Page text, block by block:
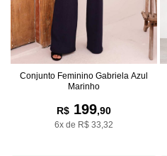
Conjunto Feminino Gabriela Azul
Marinho
R$ 199,90
6x de R$ 33,32